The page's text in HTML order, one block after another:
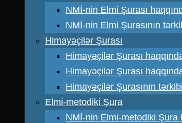
NMİ-nin Elmi Şurası
NMİ-nin Elmi Şurasının
Himayəçilər Şurası
Himayəçilər Şurası
Himayəçilər Şurası
Himayəçilər Şurasının tərkibi
Elmi-metodiki Şura
NMİ-nin Elmi-metodiki Şura